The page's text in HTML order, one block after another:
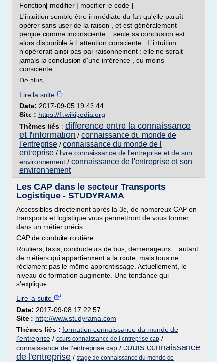
Fonction[ modifier | modifier le code ]
L'intuition semble être immédiate du fait qu'elle paraît
opérer sans user de la raison , et est généralement
perçue comme inconsciente : seule sa conclusion est
alors disponible à l' attention consciente . L'intuition
n'opérerait ainsi pas par raisonnement : elle ne serait
jamais la conclusion d'une inférence , du moins
consciente.
De plus,...
Lire la suite
Date: 2017-09-05 19:43:44
Site : https://fr.wikipedia.org
Thèmes liés : difference entre la connaissance
et l'information / connaissance du monde de
l'entreprise / connaissance du monde de l
entreprise / livre connaissance de l'entreprise et de son
environnement / connaissance de l'entreprise et son
environnement
Les CAP dans le secteur Transports
Logistique - STUDYRAMA
Accessibles directement après la 3e, de nombreux CAP en
transports et logistique vous permettront de vous former
dans un métier précis.
CAP de conduite routière
Routiers, taxis, conducteurs de bus, déménageurs... autant
de métiers qui appartiennent à la route, mais tous ne
réclament pas le même apprentissage. Actuellement, le
niveau de formation augmente. Une tendance qui
s'explique...
Lire la suite
Date: 2017-09-08 17:22:57
Site : http://www.studyrama.com
Thèmes liés : formation connaissance du monde de
l'entreprise / cours connaissance de l entreprise cap /
connaissance de l'entreprise cap / cours connaissance
de l'entreprise / stage de connaissance du monde de